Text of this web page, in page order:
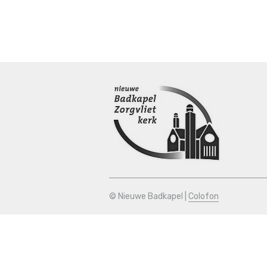
© Nieuwe Badkapel | Colofon